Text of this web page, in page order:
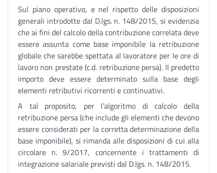
Sul piano operativo, e nel rispetto delle disposizioni
generali introdotte dal D.lgs. n. 148/2015, si evidenzia
che ai fini del calcolo della contribuzione correlata deve
essere assunta come base imponibile la retribuzione
globale che sarebbe spettata al lavoratore per le ore di
lavoro non prestate (c.d. retribuzione persa). Il predetto
importo deve essere determinato sulla base degli
elementi retributivi ricorrenti e continuativi.
A tal proposito, per l’algoritmo di calcolo della
retribuzione persa (che include gli elementi che devono
essere considerati per la corretta determinazione della
base imponibile), si rimanda alle disposizioni di cui alla
circolare n. 9/2017, concernente i trattamenti di
integrazione salariale previsti dal D.lgs. n. 148/2015.